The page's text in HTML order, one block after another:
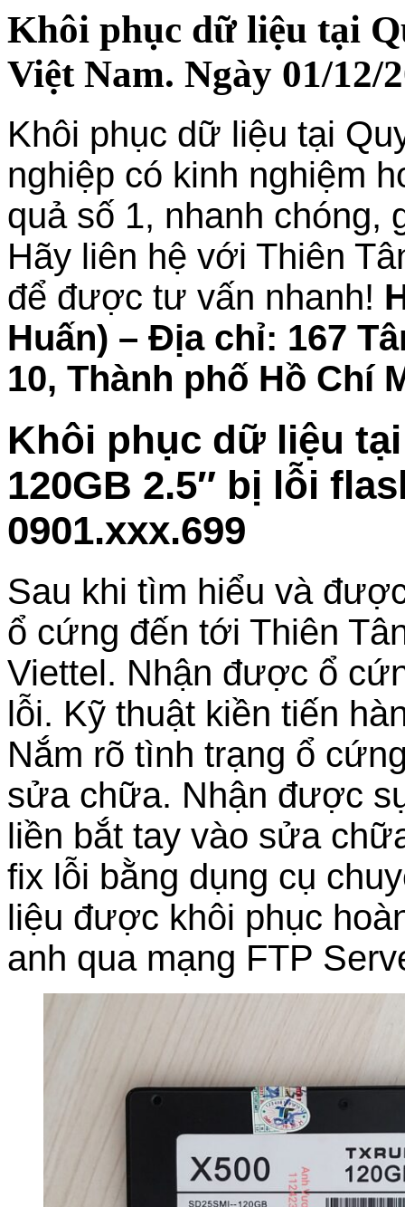
Khôi phục dữ liệu tại
Việt Nam. Ngày 01/12/
Khôi phục dữ liệu tại
nghiệp có kinh nghiệm
quả số 1, nhanh chóng,
Hãy liên hệ với Thiên
để được tư vấn nhanh!
Huấn) – Địa chỉ: 167
10, Thành phố Hồ Chí
Khôi phục dữ liệu
120GB 2.5″ bị lỗi
0901.xxx.699
Sau khi tìm hiểu và
ổ cứng đến tới Thiên
Viettel. Nhận được ổ
lỗi. Kỹ thuật kiền tiến
Nắm rõ tình trạng ổ
sửa chữa. Nhận được
liền bắt tay vào sửa
fix lỗi bằng dụng cụ
liệu được khôi phục
anh qua mạng FTP